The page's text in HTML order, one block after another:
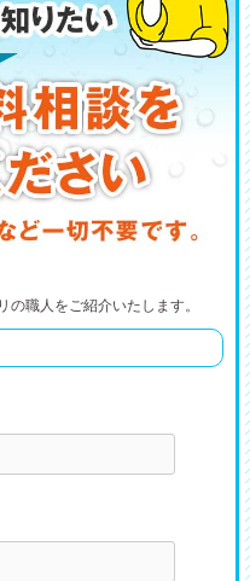
職人をご紹介いたします。